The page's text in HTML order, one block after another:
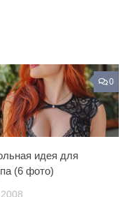
0
идея для
(6 фото)